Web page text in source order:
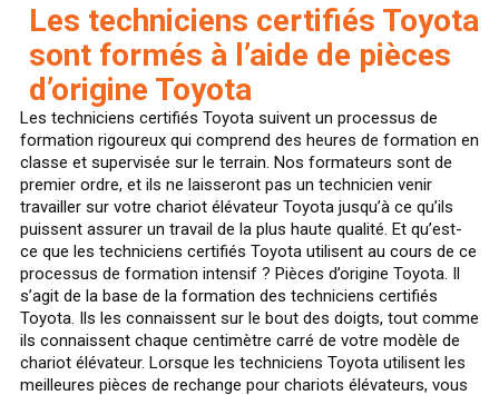
Les techniciens certifiés Toyota
sont formés à l’aide de pièces
d’origine Toyota
Les techniciens certifiés Toyota suivent un processus de
formation rigoureux qui comprend des heures de formation en
classe et supervisée sur le terrain. Nos formateurs sont de
premier ordre, et ils ne laisseront pas un technicien venir
travailler sur votre chariot élévateur Toyota jusqu’à ce qu’ils
puissent assurer un travail de la plus haute qualité. Et qu’est-
ce que les techniciens certifiés Toyota utilisent au cours de ce
processus de formation intensif ? Pièces d’origine Toyota. Il
s’agit de la base de la formation des techniciens certifiés
Toyota. Ils les connaissent sur le bout des doigts, tout comme
ils connaissent chaque centimètre carré de votre modèle de
chariot élévateur. Lorsque les techniciens Toyota utilisent les
meilleures pièces de rechange pour chariots élévateurs, vous